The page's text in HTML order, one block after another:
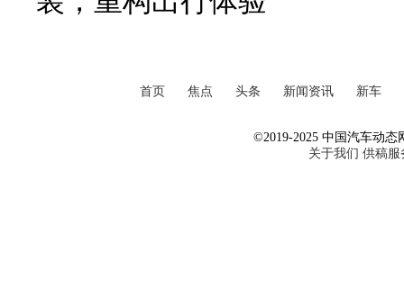
首页 焦点 头条 新闻资讯 新车
©2019-2025 中国汽车动态
关于我们 供稿服